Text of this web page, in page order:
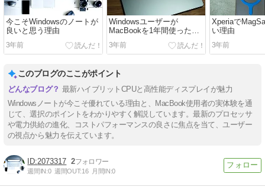
今こそWindowsのノートが
良いと思う理由
3年前
Windowsユーザーが
MacBookを1年間使った感
想
3年前
Xperiaで
い理由
3年前
このブログのここがポイント
最新ハイブリットCPUと高性能ディスプレイが魅力
Windowsノートが今こそ優れている理由と、MacBook使用者の実体験を通
じて、選択のポイントをわかりやすく解説しています。最新のプロセッサ
や電力供給の進化、コストパフォーマンスの良さに焦点を当て、ユーザー
の視点から魅力を伝えています。
2073317 2
週間IN:0 週間OUT:16 月間IN:0